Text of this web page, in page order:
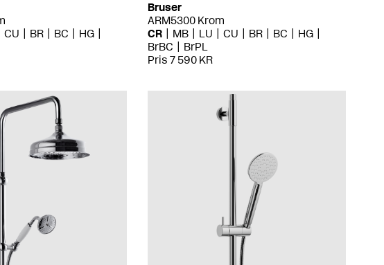
CU BR BC
HG
Bruser
ARM5300 Krom
CR
MB LU CU BR BC
HG
BrBC
BrPL
Pris 7 590 KR